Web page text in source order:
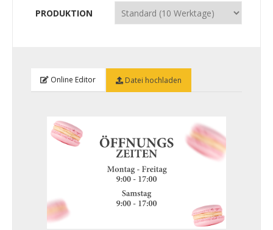
PRODUKTION
Online Editor Datei hochladen